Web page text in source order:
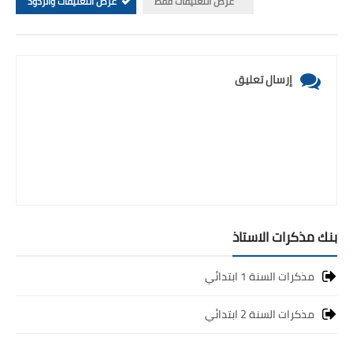
إرسال تعليق
بنك مذكرات الاستاذ
مذكرات السنة 1 ابتدائي
مذكرات السنة 2 ابتدائي